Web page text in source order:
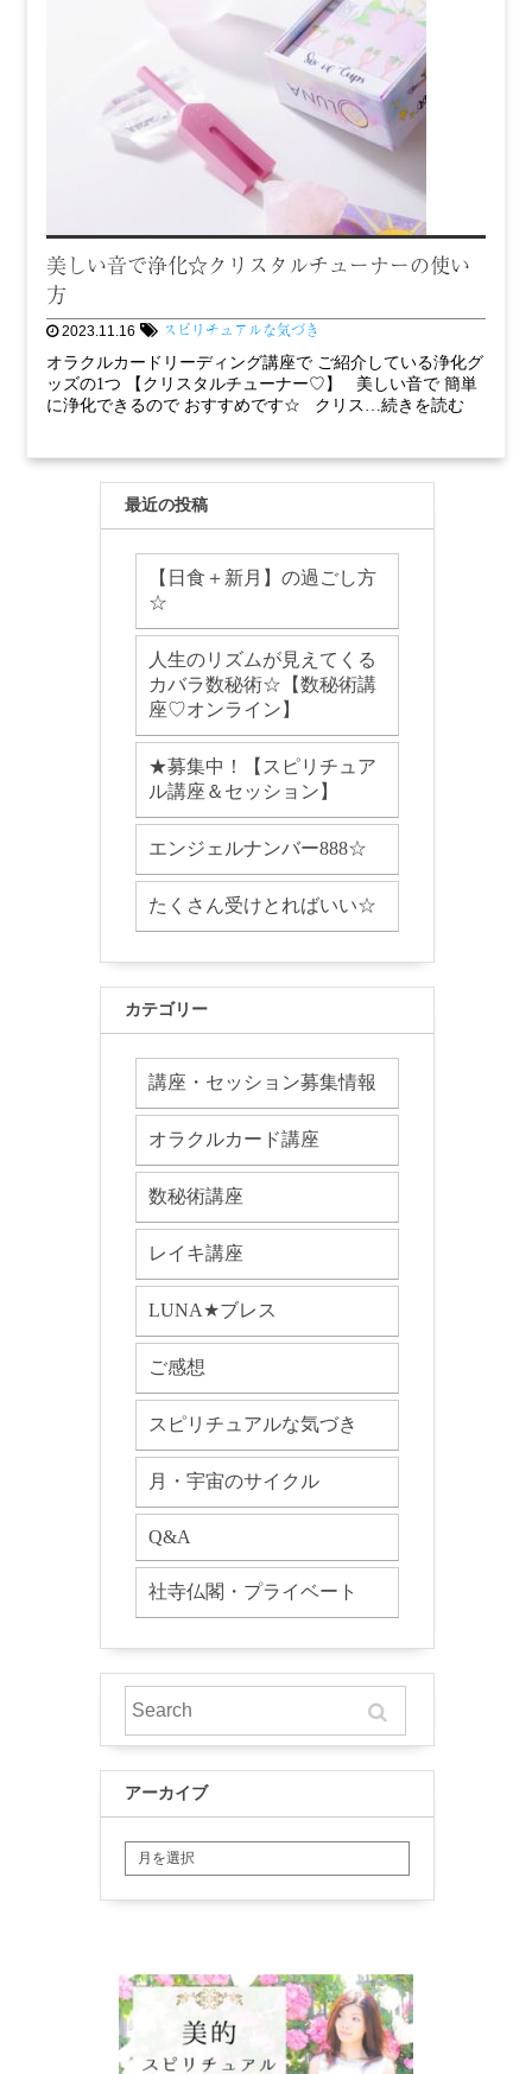
美しい音で浄化☆クリスタルチューナーの使い
方
2023.11.16 スピリチュアルな気づき
オラクルカードリーディング講座で ご紹介している浄化グ
ッズの1つ 【クリスタルチューナー♡】 美しい音で 簡単
に浄化できるので おすすめです☆ クリス…続きを読む
最近の投稿
【日食＋新月】の過ごし方
☆
人生のリズムが見えてくる
カバラ数秘術☆【数秘術講
座♡オンライン】
★募集中！【スピリチュア
ル講座＆セッション】
エンジェルナンバー888☆
たくさん受けとればいい☆
カテゴリー
講座・セッション募集情報
オラクルカード講座
数秘術講座
レイキ講座
LUNA★ブレス
ご感想
スピリチュアルな気づき
月・宇宙のサイクル
Q&A
社寺仏閣・プライベート
アーカイブ